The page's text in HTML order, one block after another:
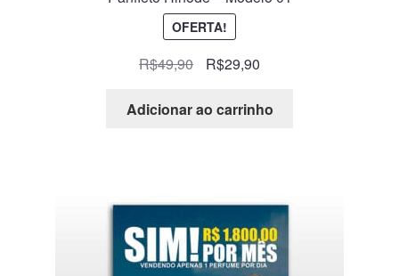
OFERTA!
R$49,90 R$29,90
Adicionar ao carrinho